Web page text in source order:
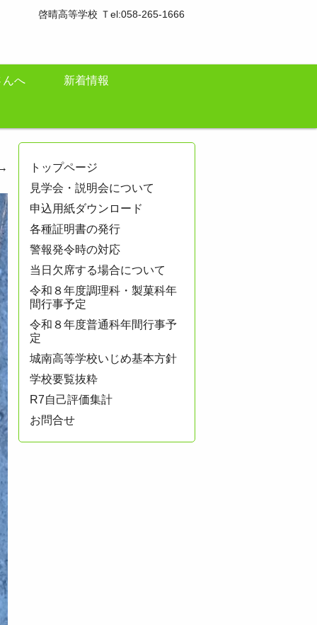
啓晴高等学校 Ｔel:058-265-1666
んへ 新着情報
トップページ
見学会・説明会について
申込用紙ダウンロード
各種証明書の発行
警報発令時の対応
当日欠席する場合について
令和８年度調理科・製菓科年
間行事予定
令和８年度普通科年間行事予
定
城南高等学校いじめ基本方針
学校要覧抜粋
R7自己評価集計
お問合せ